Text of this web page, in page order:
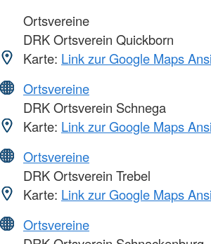
Ortsvereine
DRK Ortsverein Quickborn
Karte: Link zur Google Maps
Ortsvereine
DRK Ortsverein Schnega
Karte: Link zur Google Maps
Ortsvereine
DRK Ortsverein Trebel
Karte: Link zur Google Maps
Ortsvereine